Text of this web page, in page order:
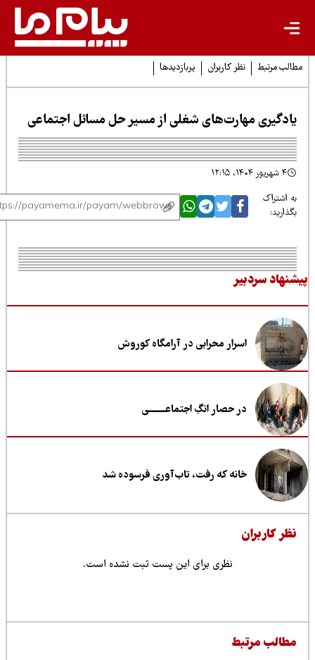
مرتبط نظر کاربران پربازدیدها
مهارت‌های شغلی از مسیر حل مسائل اجتماعی
اشتراک
سردبیر
اسرار محرابی در آرامگاه کوروش
در حصار انگِ اجتماعــــــــی
خانه که رفت، تاب‌آوری فرسوده شد
کاربران
نظری برای این پست ثبت نشده است.
مرتبط